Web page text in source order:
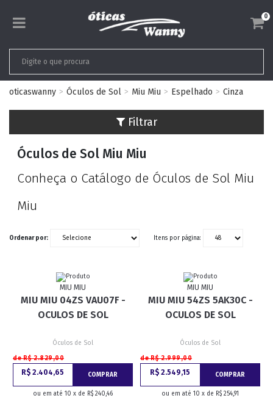
0
oticaswanny Óculos de Sol Miu Miu Espelhado Cinza
Filtrar
Óculos de Sol Miu Miu
Conheça o Catálogo de Óculos de Sol Miu
Miu
Ordenar por: Itens por página:
MIU MIU
MIU MIU 04ZS VAU07F -
OCULOS DE SOL
Óculos de Sol
de R$ 2.829,00
R$ 2.404,65 COMPRAR
ou em até 10 x de R$ 240,46
MIU MIU
MIU MIU 54ZS 5AK30C -
OCULOS DE SOL
Óculos de Sol
de R$ 2.999,00
R$ 2.549,15 COMPRAR
ou em até 10 x de R$ 254,91